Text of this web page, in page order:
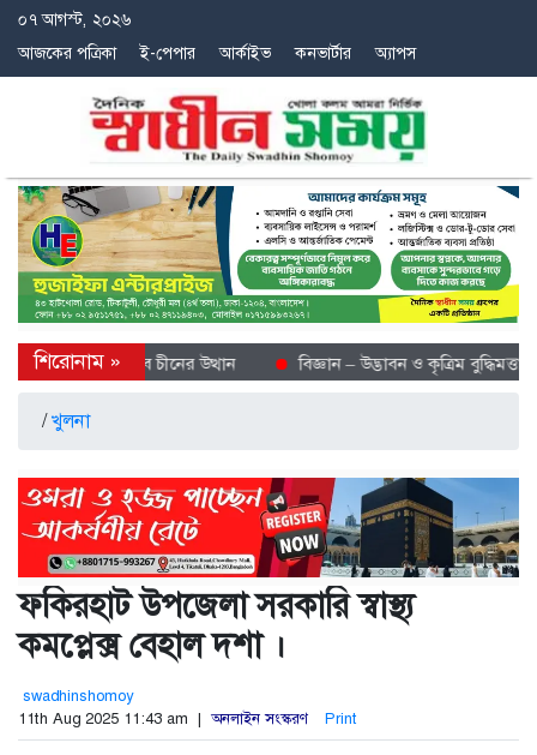
০৭ আগস্ট, ২০২৬
আজকের পত্রিকা
ই-পেপার আর্কাইভ কনভার্টার অ্যাপস
গন্তব্য হিসেবে চীনের উত্থান বিজ্ঞান – উদ্ভাবন ও কৃত্রিম বুদ্ধিমত্তায়
/খুলনা
ফকিরহাট উপজেলা সরকারি স্বাস্থ্য
কমপ্লেক্স বেহাল দশা ।
swadhinshomoy
11th Aug 2025 11:43 am | অনলাইন সংস্করণ Print